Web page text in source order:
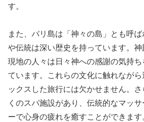
す。
また、バリ島は「神々の島」とも呼
や伝統は深い歴史を持っています。神
現地の人々は日々神への感謝の気持
ています。これらの文化に触れなが
ックスした旅行には欠かせません。
くのスパ施設があり、伝統的なマッ
ーで心身の疲れを癒すことができます